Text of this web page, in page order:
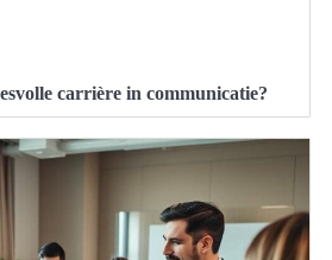
carrière in communicatie?